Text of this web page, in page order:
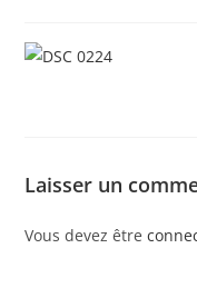
Laisser un
Vous devez être